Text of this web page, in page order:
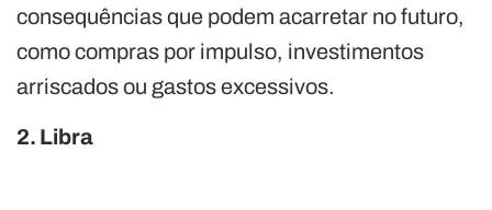
consequências que podem acarretar no futuro,
como compras por impulso, investimentos
arriscados ou gastos excessivos.
2. Libra